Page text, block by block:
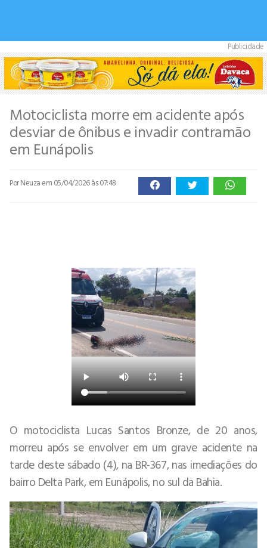
Publicidade
Motociclista morre em acidente após
desviar de ônibus e invadir contramão
em Eunápolis
Por Neuzaem 05/04/2026 às 07:48
O motociclista Lucas Santos Bronze, de 20 anos,
morreu após se envolver em um grave acidente na
tarde deste sábado (4), na BR-367, nas imediações do
bairro Delta Park, em Eunápolis, no sul da Bahia.